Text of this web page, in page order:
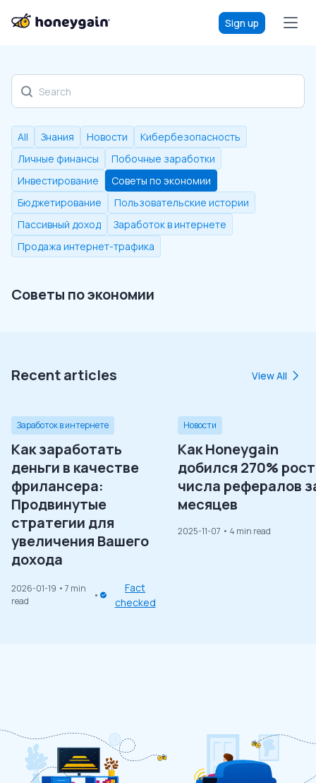
Sign up
Discover our blog
All Знания Новости
Кибербезопасность
Личные финансы
Побочные заработки
Инвестирование
Советы по экономии
Бюджетирование
Пользовательские истории
Пассивный доход
Заработок в интернете
Продажа интернет-трафика
Советы по экономии
Recent articles View All
Заработок в интернете
Как заработать
деньги в качестве
фрилансера:
Продвинутые
стратегии для
увеличения Вашего
дохода
2026-01-19 • 7 min
read
Fact
checked
Новости
Как Honeygain
добился 270%
числа рефералов
месяцев
2025-11-07 • 4 min read